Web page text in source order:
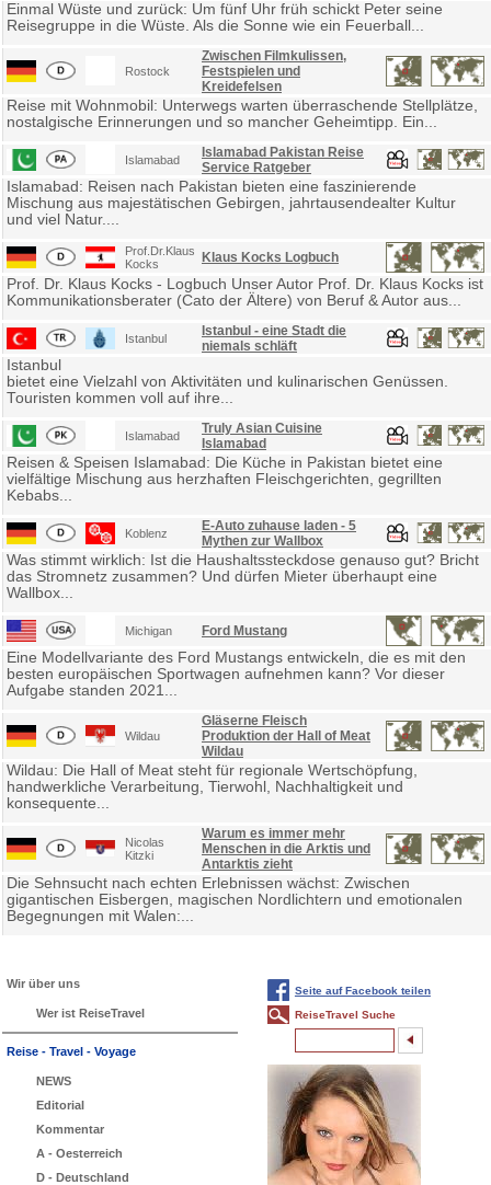
Einmal Wüste und zurück: Um fünf Uhr früh schickt Peter seine
Reisegruppe in die Wüste. Als die Sonne wie ein Feuerball...
Rostock
Zwischen Filmkulissen,
Festspielen und
Kreidefelsen
Reise mit Wohnmobil: Unterwegs warten überraschende Stellplätze,
nostalgische Erinnerungen und so mancher Geheimtipp. Ein...
Islamabad
Islamabad Pakistan Reise
Service Ratgeber
Islamabad: Reisen nach Pakistan bieten eine faszinierende
Mischung aus majestätischen Gebirgen, jahrtausendealter Kultur
und viel Natur....
Prof.Dr.Klaus
Kocks
Klaus Kocks Logbuch
Prof. Dr. Klaus Kocks - Logbuch Unser Autor Prof. Dr. Klaus Kocks ist
Kommunikationsberater (Cato der Ältere) von Beruf & Autor aus...
Istanbul
Istanbul - eine Stadt die
niemals schläft
Istanbul
bietet eine Vielzahl von Aktivitäten und kulinarischen Genüssen.
Touristen kommen voll auf ihre...
Islamabad
Truly Asian Cuisine
Islamabad
Reisen & Speisen Islamabad: Die Küche in Pakistan bietet eine
vielfältige Mischung aus herzhaften Fleischgerichten, gegrillten
Kebabs...
Koblenz
E-Auto zuhause laden - 5
Mythen zur Wallbox
Was stimmt wirklich: Ist die Haushaltssteckdose genauso gut? Bricht
das Stromnetz zusammen? Und dürfen Mieter überhaupt eine
Wallbox...
Michigan Ford Mustang
Eine Modellvariante des Ford Mustangs entwickeln, die es mit den
besten europäischen Sportwagen aufnehmen kann? Vor dieser
Aufgabe standen 2021...
Wildau
Gläserne Fleisch
Produktion der Hall of Meat
Wildau
Wildau: Die Hall of Meat steht für regionale Wertschöpfung,
handwerkliche Verarbeitung, Tierwohl, Nachhaltigkeit und
konsequente...
Nicolas
Kitzki
Warum es immer mehr
Menschen in die Arktis und
Antarktis zieht
Die Sehnsucht nach echten Erlebnissen wächst: Zwischen
gigantischen Eisbergen, magischen Nordlichtern und emotionalen
Begegnungen mit Walen:...
Wir über uns
Wer ist ReiseTravel
Reise - Travel - Voyage
NEWS
Editorial
Kommentar
A - Oesterreich
D - Deutschland
Seite auf Facebook teilen
ReiseTravel Suche